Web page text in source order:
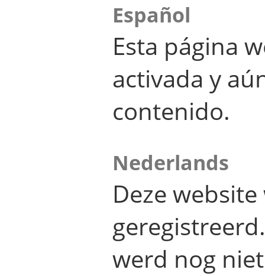
Español
Esta página
activada y
contenido.
Nederlands
Deze
werd nog